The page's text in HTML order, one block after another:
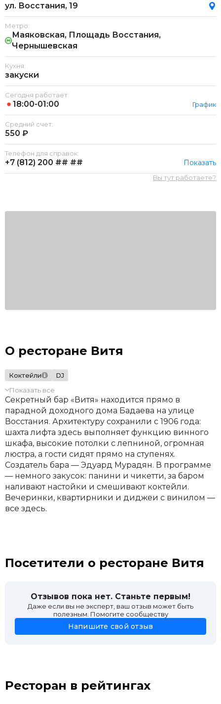
ул. Восстания, 19
Метро:
Маяковская, Площадь Восстания,
Чернышевская
Кухня:
закуски
Сегодня работает:
18:00-01:00 График
Средний счет:
550 ₽
Телефон для справок:
+7 (812) 200 ## ## Показать
Вы тут работаете?
О ресторане Витя
Коктейли
DJ
Показать все
Секретный бар «Витя» находится прямо в
парадной доходного дома Бадаева на улице
Восстания. Архитектуру сохранили с 1906 года:
шахта лифта здесь выполняет функцию винного
шкафа, высокие потолки с лепниной, огромная
люстра, а гости сидят прямо на ступенях.
Создатель бара — Эдуард Мурадян. В программе
— немного закусок: панини и чикетти, за баром
наливают настойки и смешивают коктейли.
Вечеринки, квартирники и диджеи с винилом —
все здесь.
Посетители о ресторане Витя
Отзывов пока нет. Станьте первым!
Даже если вы не эксперт, ваш отзыв может быть
полезным. Помогите сообществу
Напишите свой отзыв
Ресторан в рейтингах